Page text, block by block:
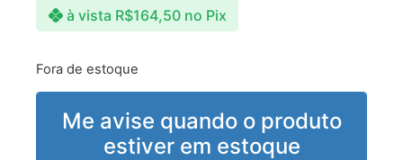
à vista R$164,50 no Pix
Fora de estoque
Me avise quando o produto
estiver em estoque